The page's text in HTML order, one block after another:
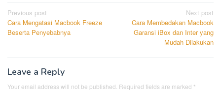
Post
navigation
Previous post
Cara Mengatasi Macbook Freeze
Beserta Penyebabnya
Next post
Cara Membedakan Macbook
Garansi iBox dan Inter yang
Mudah Dilakukan
Leave a Reply
Your email address will not be published. Required fields are marked *